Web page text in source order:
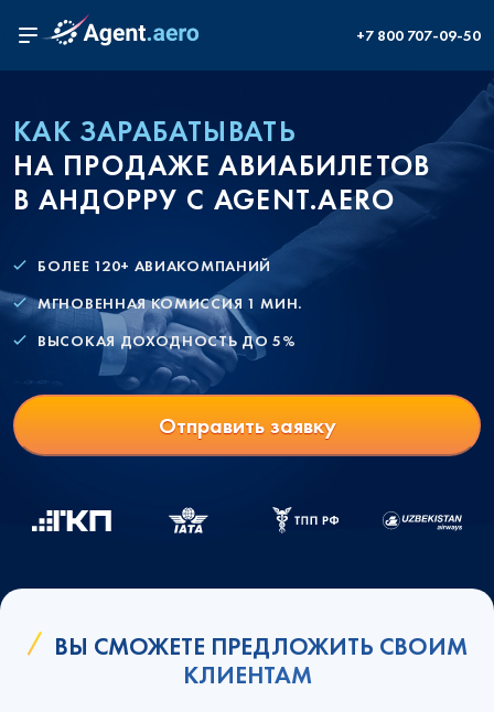
+7 800 707-09-50
КАК ЗАРАБАТЫВАТЬ
НА ПРОДАЖЕ АВИАБИЛЕТОВ
В АНДОРРУ С AGENT.AERO
БОЛЕЕ 120+ АВИАКОМПАНИЙ
МГНОВЕННАЯ КОМИССИЯ 1 МИН.
ВЫСОКАЯ ДОХОДНОСТЬ ДО 5%
Отправить заявку
ВЫ СМОЖЕТЕ ПРЕДЛОЖИТЬ СВОИМ
КЛИЕНТАМ